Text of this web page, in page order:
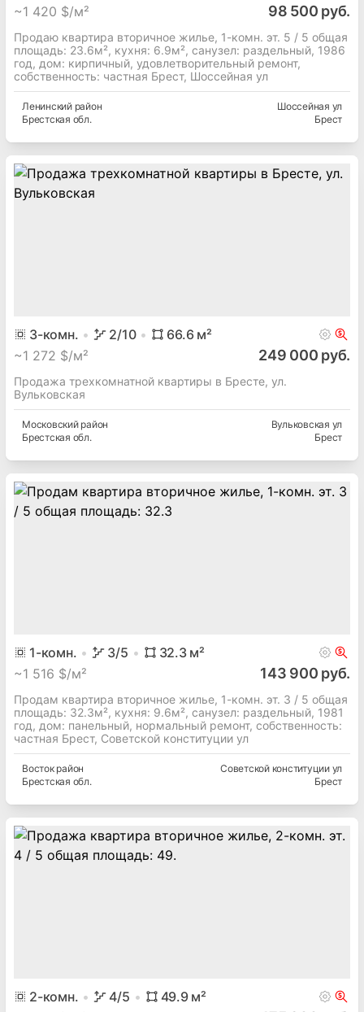
~1 420 $/м² 98 500 руб.
Продаю квартира вторичное жилье, 1-комн. эт. 5 / 5 общая
площадь: 23.6м², кухня: 6.9м², cанузел: раздельный, 1986
год, дом: кирпичный, удовлетворительный ремонт,
собственность: частная Брест, Шоссейная ул
Ленинскийрайон
Брестская обл.
Шоссейная ул
Брест
3-комн. 2/10 66.6м²
~1 272 $/м² 249 000 руб.
Продажа трехкомнатной квартиры в Бресте, ул.
Вульковская
Московскийрайон
Брестская обл.
Вульковская ул
Брест
1-комн. 3/5 32.3м²
~1 516 $/м² 143 900 руб.
Продам квартира вторичное жилье, 1-комн. эт. 3 / 5 общая
площадь: 32.3м², кухня: 9.6м², cанузел: раздельный, 1981
год, дом: панельный, нормальный ремонт, собственность:
частная Брест, Советской конституции ул
Востокрайон
Брестская обл.
Советской конституции ул
Брест
2-комн. 4/5 49.9м²